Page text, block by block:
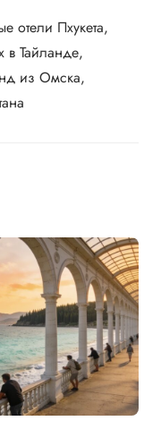
отели Пхукета
в Тайланде
из Омска